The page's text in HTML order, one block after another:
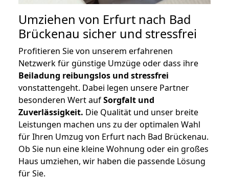
Umziehen von Erfurt nach Bad
Brückenau sicher und stressfrei
Profitieren Sie von unserem erfahrenen
Netzwerk für günstige Umzüge oder dass ihre
Beiladung reibungslos und stressfrei
vonstattengeht. Dabei legen unsere Partner
besonderen Wert aufSorgfalt und
Zuverlässigkeit. Die Qualität und unser breite
Leistungen machen uns zu der optimalen Wahl
für Ihren Umzug von Erfurt nach Bad Brückenau.
Ob Sie nun eine kleine Wohnung oder ein großes
Haus umziehen, wir haben die passende Lösung
für Sie.